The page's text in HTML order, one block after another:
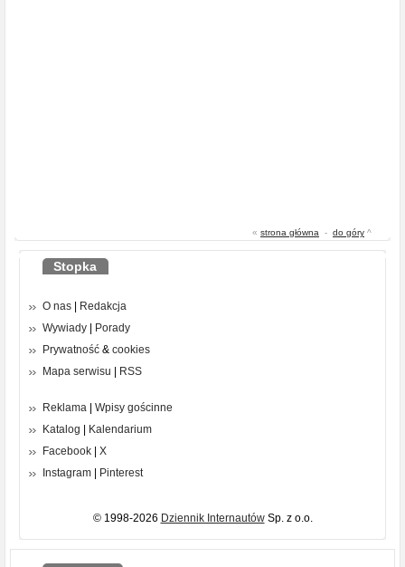
« strona główna - do góry ^
Stopka
O nas
Redakcja
Wywiady
Porady
Prywatność & cookies
Mapa serwisu
RSS
Reklama
Wpisy gościnne
Katalog
Kalendarium
Facebook
X
Instagram
Pinterest
© 1998-2026 Dziennik InternautówSp. z o.o.